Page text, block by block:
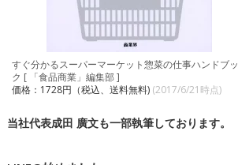
すぐ分かるスーパーマーケット惣菜の仕事ハンドブッ
ク [ 「食品商業」編集部 ]
価格：1728円（税込、送料無料) (2017/6/21時点)
当社代表成田 廣文も一部執筆しております。